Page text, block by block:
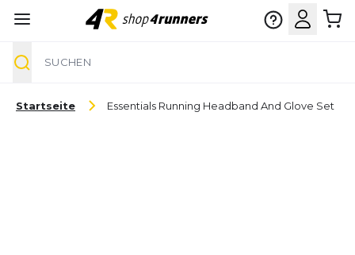
Startseite Essentials Running Headband And Glove Set